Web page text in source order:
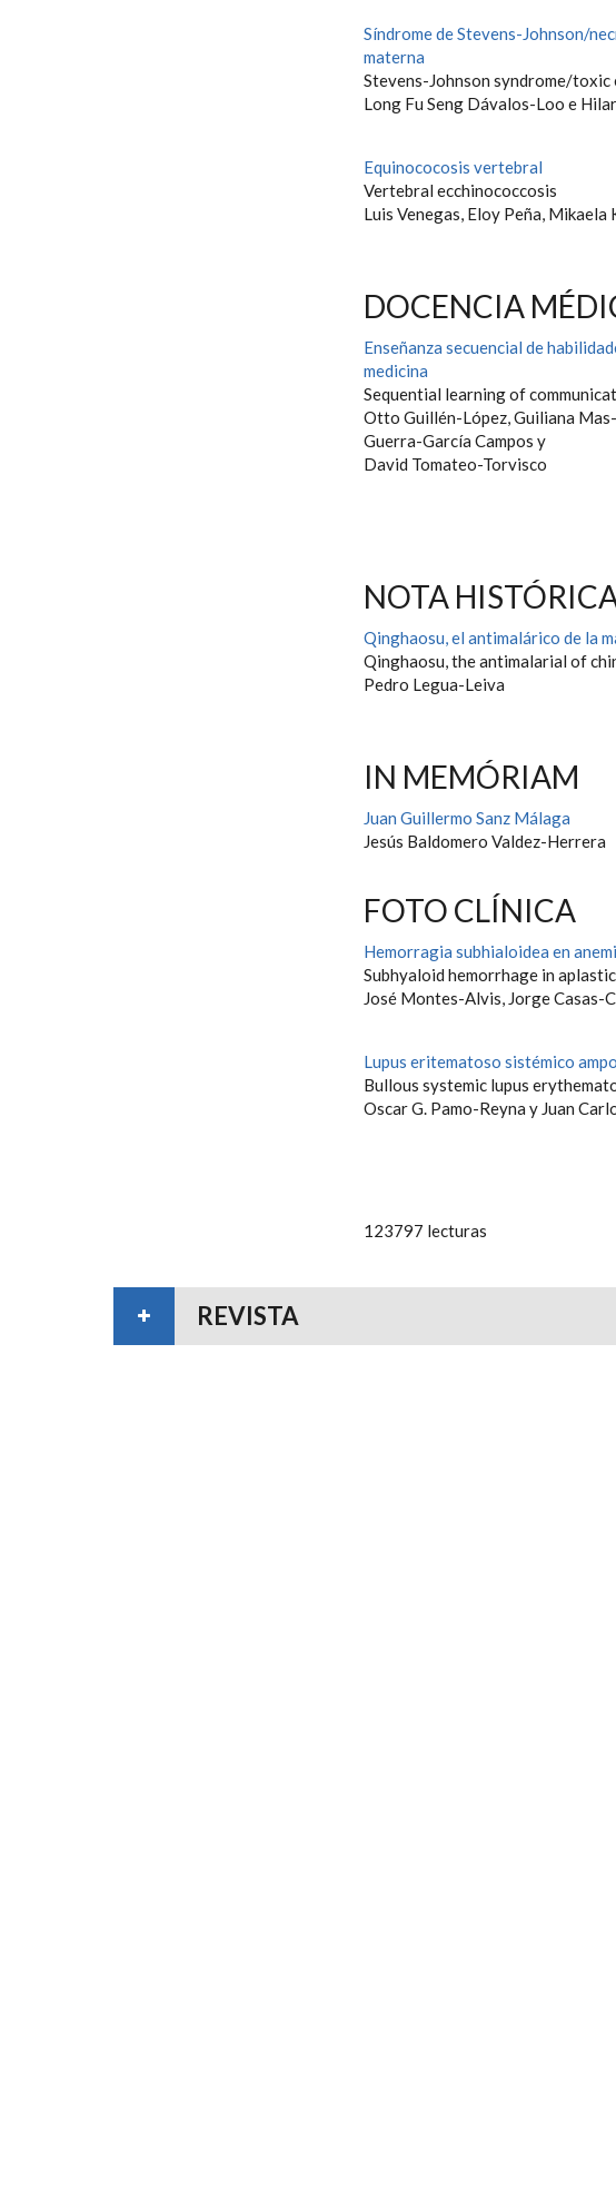
Síndrome de Stevens-Johnson/
materna
Stevens-Johnson syndrome/
Long Fu Seng Dávalos-Loo e
Equinococosis vertebral
Vertebral ecchinococcosis
Luis Venegas, Eloy Peña,
DOCENCIA
Enseñanza secuencial de
medicina
Sequential learning of
Otto Guillén-López, Guiliana
Guerra-García Campos y
David Tomateo-Torvisco
NOTA
Qinghaosu, el antimalárico de la
Qinghaosu, the antimalarial of
Pedro Legua-Leiva
IN MEMÓRIAM
Juan Guillermo Sanz Málaga
Jesús Baldomero Valdez-Herrera
FOTO CLÍNICA
Hemorragia subhialoidea en
Subhyaloid hemorrhage in
José Montes-Alvis, Jorge
Lupus eritematoso sistémico
Bullous systemic lupus
Oscar G. Pamo-Reyna y Juan
123797 lecturas
REVISTA